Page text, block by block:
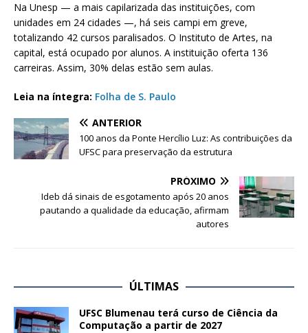
Na Unesp — a mais capilarizada das instituições, com
unidades em 24 cidades —, há seis campi em greve,
totalizando 42 cursos paralisados. O Instituto de Artes, na
capital, está ocupado por alunos. A instituição oferta 136
carreiras. Assim, 30% delas estão sem aulas.
Leia na íntegra: Folha de S. Paulo
ANTERIOR
100 anos da Ponte Hercílio Luz: As contribuições da
UFSC para preservação da estrutura
PRÓXIMO
Ideb dá sinais de esgotamento após 20 anos
pautando a qualidade da educação, afirmam
autores
ÚLTIMAS
UFSC Blumenau terá curso de Ciência da
Computação a partir de 2027